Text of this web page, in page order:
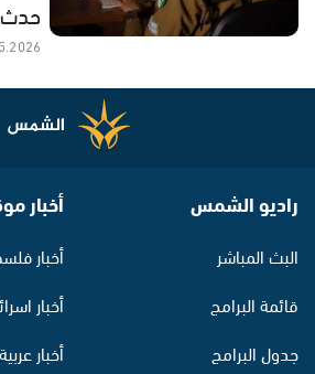
راديو الشمس
البث المباشر
قائمة البرامج
جدول البرامج
أخبار
أخبار
أخبار
أخبار عربية